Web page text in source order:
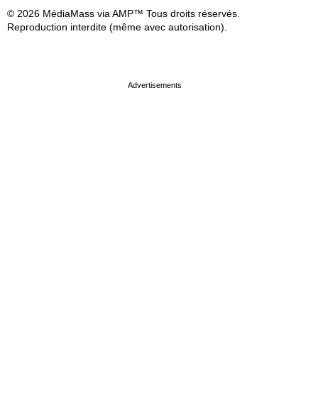
© 2026 MédiaMass via AMP™ Tous droits réservés.
Reproduction interdite (même avec autorisation).